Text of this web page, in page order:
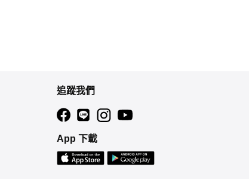
追蹤我們
App 下載